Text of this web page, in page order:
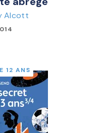
Alcott
12 ANS